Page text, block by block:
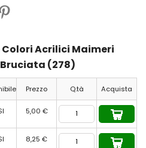
Acrilici Maimeri
(278)
Prezzo Q.tà Acquista
5,00 €
8,25 €